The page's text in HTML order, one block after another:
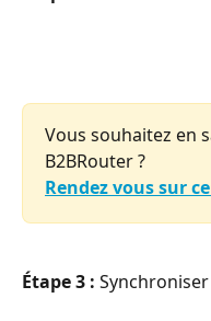
Vous souhaitez en
B2BRouter ?
Rendez vous sur
Étape 3 :